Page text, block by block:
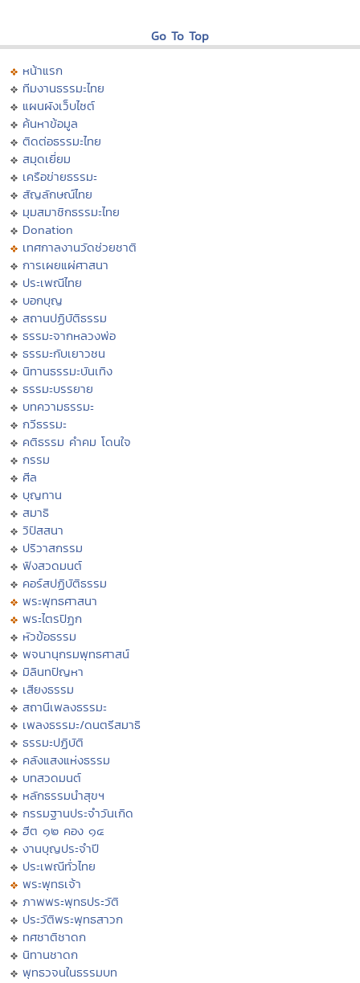
Go To Top
หน้าแรก
ทีมงานธรรมะไทย
แผนผังเว็บไซต์
ค้นหาข้อมูล
ติดต่อธรรมะไทย
สมุดเยี่ยม
เครือข่ายธรรมะ
สัญลักษณ์ไทย
มุมสมาชิกธรรมะไทย
Donation
เทศกาลงานวัดช่วยชาติ
การเผยแผ่ศาสนา
ประเพณีไทย
บอกบุญ
สถานปฏิบัติธรรม
ธรรมะจากหลวงพ่อ
ธรรมะกับเยาวชน
นิทานธรรมะบันเทิง
ธรรมะบรรยาย
บทความธรรมะ
กวีธรรมะ
คติธรรม คำคม โดนใจ
กรรม
ศีล
บุญทาน
สมาธิ
วิปัสสนา
ปริวาสกรรม
ฟังสวดมนต์
คอร์สปฏิบัติธรรม
พระพุทธศาสนา
พระไตรปิฏก
หัวข้อธรรม
พจนานุกรมพุทธศาสน์
มิลินทปัญหา
เสียงธรรม
สถานีเพลงธรรมะ
เพลงธรรมะ/ดนตรีสมาธิ
ธรรมะปฏิบัติ
คลังแสงแห่งธรรม
บทสวดมนต์
หลักธรรมนำสุขฯ
กรรมฐานประจำวันเกิด
ฮีต ๑๒ คอง ๑๔
งานบุญประจำปี
ประเพณีทั่วไทย
พระพุทธเจ้า
ภาพพระพุทธประวัติ
ประวัติพระพุทธสาวก
ทศชาติชาดก
นิทานชาดก
พุทธวจนในธรรมบท